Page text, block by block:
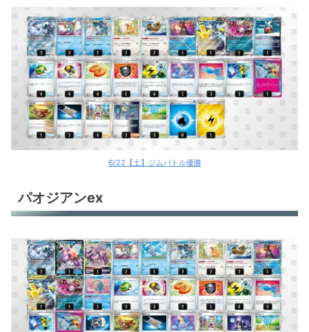
6/22【土】ジムバトル優勝
パオジアンex